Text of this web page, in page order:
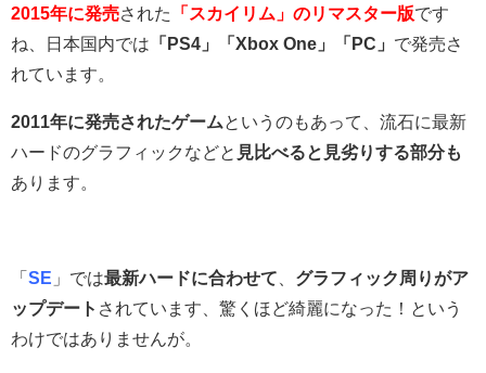
2015年に発売された 「スカイリム」のリマスター版です
ね、日本国内では 「PS4」「Xbox One」「PC」 で発売さ
れています。
2011年に発売されたゲーム というのもあって、流石に最新
ハードのグラフィックなどと 見比べると見劣りする部分も
あります。
「 SE 」では最新ハードに合わせて
グラフィック周りがア
ップデート されています、驚くほど綺麗になった！という
わけではありませんが。